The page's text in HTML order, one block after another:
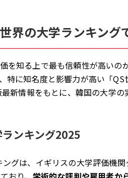
徹底解剖！「SKY」から理工系名門まで
）：国際色豊かな名門私立
：世界レベルの理工系大学
：SKYに次ぐ名門私立大学群
界の大学ランキング
を知る上で最も信頼性が高い
特に知名度と影響力が高い「
新情報をもとに、韓国の大学の
ンキング2025
ングは、イギリスの大学評価機